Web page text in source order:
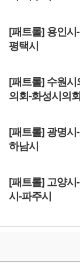
[패트롤] 용인
평택시
[패트롤] 수원
의회-화성시의회
[패트롤] 광명
하남시
[패트롤] 고양
시-파주시